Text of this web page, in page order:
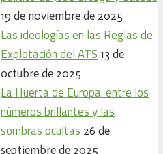
19 de noviembre de 2025
Las ideologías en las Reglas de
Explotación del ATS 13 de
octubre de 2025
La Huerta de Europa: entre los
números brillantes y las
sombras ocultas 26 de
septiembre de 2025